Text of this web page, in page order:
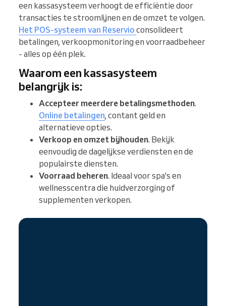
een kassasysteem verhoogt de efficiëntie door
transacties te stroomlijnen en de omzet te volgen.
Het POS-systeem van Reservio consolideert
betalingen, verkoopmonitoring en voorraadbeheer
- alles op één plek.
Waarom een kassasysteem
belangrijk is:
Accepteer meerdere betalingsmethoden.
Online betalingen, contant geld en
alternatieve opties.
Verkoop en omzet bijhouden. Bekijk
eenvoudig de dagelijkse verdiensten en de
populairste diensten.
Voorraad beheren. Ideaal voor spa's en
wellnesscentra die huidverzorging of
supplementen verkopen.